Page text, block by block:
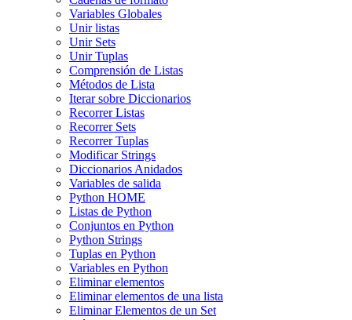
Variables Globales
Unir listas
Unir Sets
Unir Tuplas
Comprensión de Listas
Métodos de Lista
Iterar sobre Diccionarios
Recorrer Listas
Recorrer Sets
Recorrer Tuplas
Modificar Strings
Diccionarios Anidados
Variables de salida
Python HOME
Listas de Python
Conjuntos en Python
Python Strings
Tuplas en Python
Variables en Python
Eliminar elementos
Eliminar elementos de una lista
Eliminar Elementos de un Set